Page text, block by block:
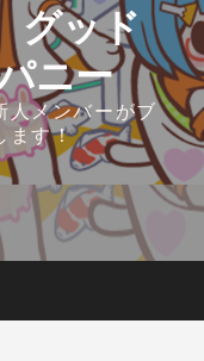
グッド
ニー
人メンバーがブ
ます！